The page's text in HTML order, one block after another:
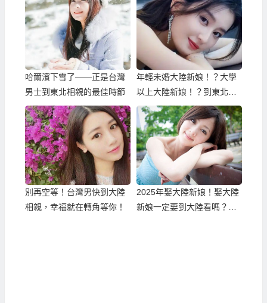
哈爾濱下雪了——正是台灣
男士到東北相親的最佳時節
年輕未婚大陸新娘！？大學
以上大陸新娘！？到東北相
親才容易達成！
別再空等！台灣男快到大陸
相親，幸福就在轉角等你！
2025年娶大陸新娘！娶大陸
新娘一定要到大陸看嗎？能